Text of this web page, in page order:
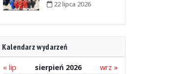
22 lipca 2026
Kalendarz wydarzeń
« lip sierpień 2026
wrz »